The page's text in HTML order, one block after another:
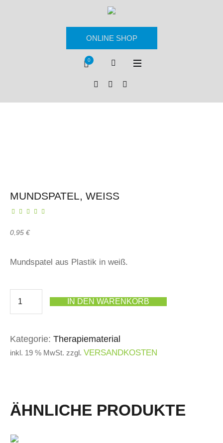
ONLINE SHOP
0
MUNDSPATEL, WEISS
0,95 €
Mundspatel aus Plastik in weiß.
IN DEN WARENKORB
Kategorie: Therapiematerial
inkl. 19 % MwSt. zzgl. VERSANDKOSTEN
ÄHNLICHE PRODUKTE